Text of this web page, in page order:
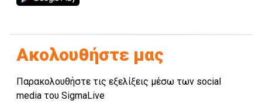
Ακολουθήστε μας
Παρακολουθήστε τις εξελίξεις μέσω των social
media του SigmaLive